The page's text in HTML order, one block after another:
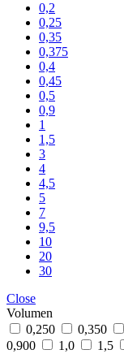
0,2
0,25
0,35
0,375
0,4
0,45
0,5
0,9
1
1,5
3
4
4,5
5
7
9,5
10
20
30
Close
Volumen
0,250
0,350
0,900
1,0 1,5